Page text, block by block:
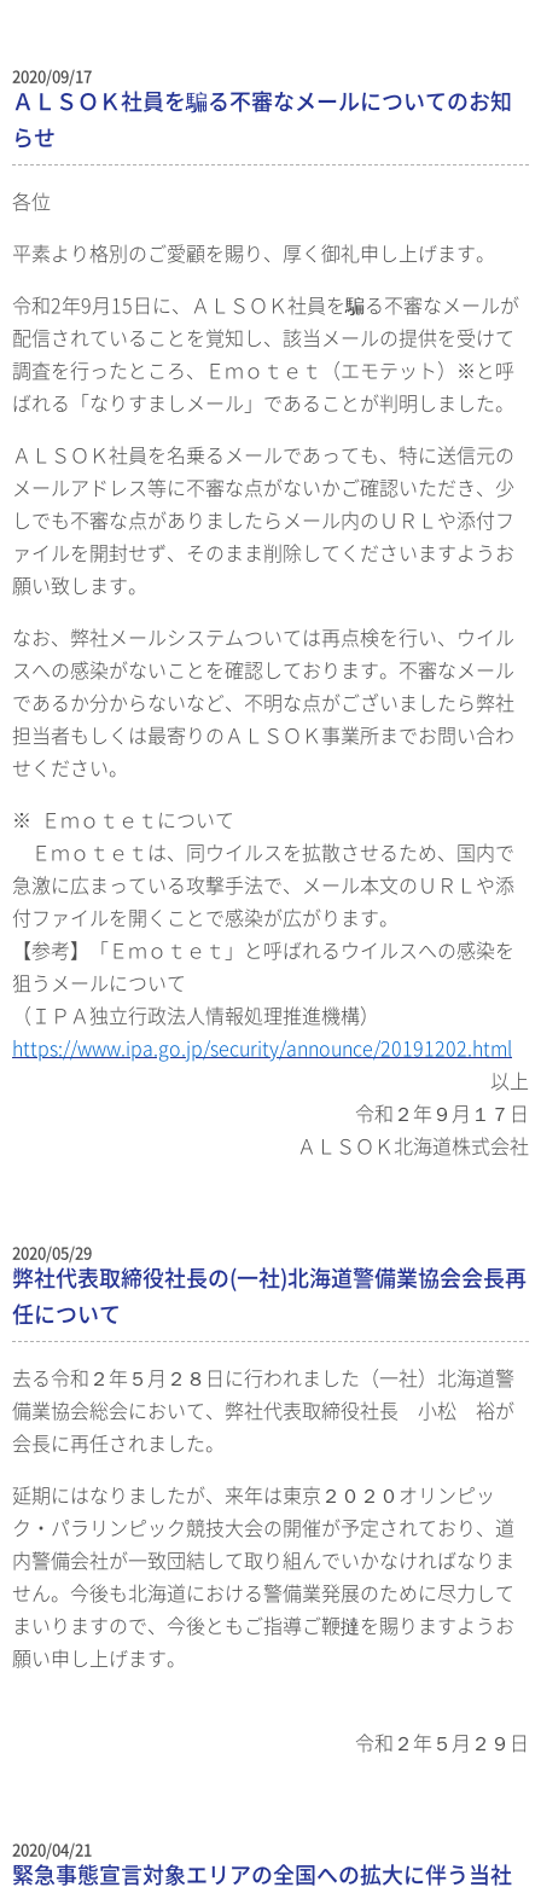
2020/09/17
ＡＬＳＯＫ社員を騙る不審なメールについてのお知
らせ
各位
平素より格別のご愛顧を賜り、厚く御礼申し上げます。
令和2年9月15日に、ＡＬＳＯＫ社員を騙る不審なメールが
配信されていることを覚知し、該当メールの提供を受けて
調査を行ったところ、Ｅｍｏｔｅｔ（エモテット）※と呼
ばれる「なりすましメール」であることが判明しました。
ＡＬＳＯＫ社員を名乗るメールであっても、特に送信元の
メールアドレス等に不審な点がないかご確認いただき、少
しでも不審な点がありましたらメール内のＵＲＬや添付フ
ァイルを開封せず、そのまま削除してくださいますようお
願い致します。
なお、弊社メールシステムついては再点検を行い、ウイル
スへの感染がないことを確認しております。不審なメール
であるか分からないなど、不明な点がございましたら弊社
担当者もしくは最寄りのＡＬＳＯＫ事業所までお問い合わ
せください。
※ Ｅｍｏｔｅｔについて
Ｅｍｏｔｅｔは、同ウイルスを拡散させるため、国内で
急激に広まっている攻撃手法で、メール本文のＵＲＬや添
付ファイルを開くことで感染が広がります。
【参考】「Ｅｍｏｔｅｔ」と呼ばれるウイルスへの感染を
狙うメールについて
（ＩＰＡ独立行政法人情報処理推進機構）
https://www.ipa.go.jp/security/announce/20191202.html
以上
令和２年９月１７日
ＡＬＳＯＫ北海道株式会社
2020/05/29
弊社代表取締役社長の(一社)北海道警備業協会会長再
任について
去る令和２年５月２８日に行われました（一社）北海道警
備業協会総会において、弊社代表取締役社長 小松 裕が
会長に再任されました。
延期にはなりましたが、来年は東京２０２０オリンピッ
ク・パラリンピック競技大会の開催が予定されており、道
内警備会社が一致団結して取り組んでいかなければなりま
せん。今後も北海道における警備業発展のために尽力して
まいりますので、今後ともご指導ご鞭撻を賜りますようお
願い申し上げます。
令和２年５月２９日
2020/04/21
緊急事態宣言対象エリアの全国への拡大に伴う当社